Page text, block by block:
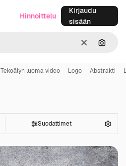
SelkeäHae
Hinnoittelu
Kirjaudu
sisään
Tekoälyn luoma video Logo Abstrakti
Suodattimet